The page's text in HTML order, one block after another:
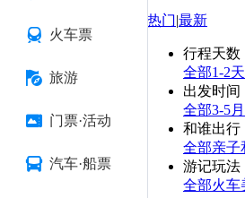
火车票
旅游
门票·活动
汽车·船票
热门|最新
行程天数
全部1-2天
出发时间
全部3-5月
和谁出行
全部亲子
游记玩法
全部火车